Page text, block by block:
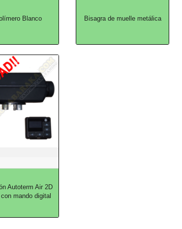
Blanco Bisagra de muelle metálica
Autoterm Air 2D
mando digital